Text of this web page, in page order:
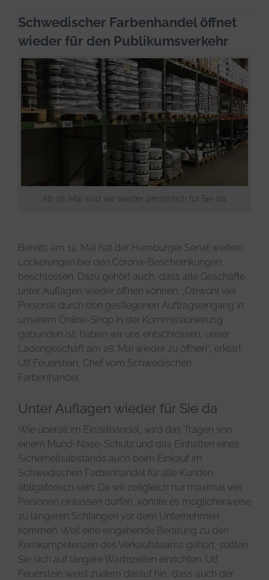
Schwedischer Farbenhandel öffnet
wieder für den Publikumsverkehr
Ab 28. Mai sind wir wieder persönlich für Sie da.
Bereits am 12. Mai hat der Hamburger Senat weitere
Lockerungen bei den Corona-Beschränkungen
beschlossen. Dazu gehört auch, dass alle Geschäfte
unter Auflagen wieder öffnen können. „Obwohl viel
Personal durch den gestiegenen Auftragseingang in
unserem Online-Shop in der Kommissionierung
gebunden ist, haben wir uns entschlossen, unser
Ladengeschäft am 28. Mai wieder zu öffnen“, erklärt
Ulf Feuerstein, Chef vom Schwedischen
Farbenhandel.
Unter Auflagen wieder für Sie da
Wie überall im Einzelhandel, wird das Tragen von
einem Mund-Nase-Schutz und das Einhalten eines
Sicherheitsabstands auch beim Einkauf im
Schwedischen Farbenhandel für alle Kunden
obligatorisch sein. Da wir zeitgleich nur maximal vier
Personen einlassen dürfen, könnte es möglicherweise
zu längeren Schlangen vor dem Unternehmen
kommen. Weil eine eingehende Beratung zu den
Kernkompetenzen des Verkaufsteams gehört, sollten
Sie sich auf längere Wartezeiten einrichten. Ulf
Feuerstein weist zudem darauf hin, dass auch der